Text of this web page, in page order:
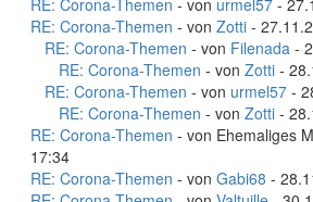
RE: Corona-Themen - von urmel57 -
RE: Corona-Themen - von Zotti -
RE: Corona-Themen - von Filenada -
RE: Corona-Themen - von Zotti -
RE: Corona-Themen - von urmel57 -
RE: Corona-Themen - von Zotti -
RE: Corona-Themen - von Ehemaliges
17:34
RE: Corona-Themen - von Gabi68 -